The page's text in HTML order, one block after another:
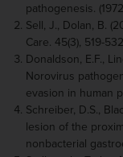
pathogenesis.
Sell, J., Dolan, B.
Care. 45(3), 519-
Donaldson, E.F.,
Norovirus
evasion in human
Schreiber, D.S.,
lesion of the
nonbacterial